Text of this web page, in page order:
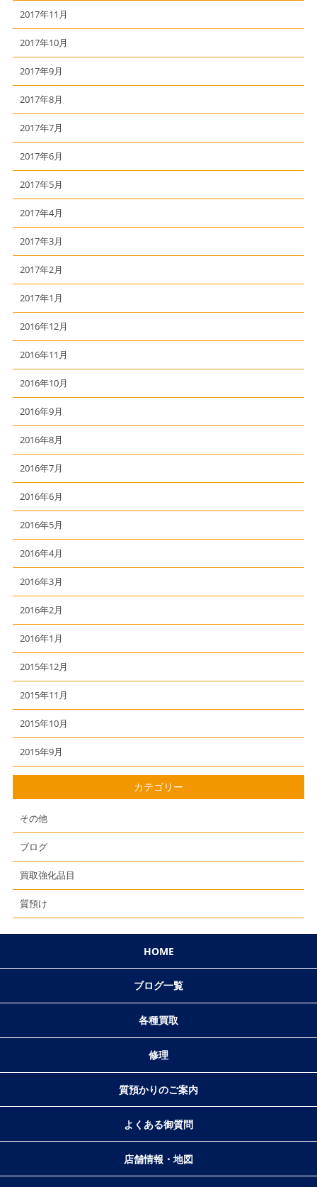
2017年11月
2017年10月
2017年9月
2017年8月
2017年7月
2017年6月
2017年5月
2017年4月
2017年3月
2017年2月
2017年1月
2016年12月
2016年11月
2016年10月
2016年9月
2016年8月
2016年7月
2016年6月
2016年5月
2016年4月
2016年3月
2016年2月
2016年1月
2015年12月
2015年11月
2015年10月
2015年9月
カテゴリー
その他
ブログ
買取強化品目
質預け
HOME
ブログ一覧
各種買取
修理
質預かりのご案内
よくある御質問
店舗情報・地図